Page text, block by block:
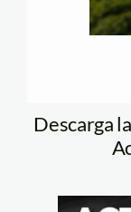
Descarga